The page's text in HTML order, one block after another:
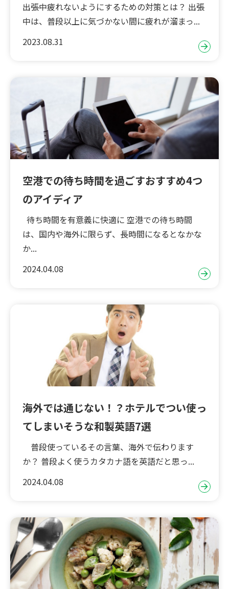
出張中疲れないようにするための対策とは？ 出張
中は、普段以上に気づかない間に疲れが溜まっ...
2023.08.31
空港での待ち時間を過ごすおすすめ4つ
のアイディア
待ち時間を有意義に快適に 空港での待ち時間
は、国内や海外に限らず、長時間になるとなかな
か...
2024.04.08
海外では通じない！？ホテルでつい使っ
てしまいそうな和製英語7選
普段使っているその言葉、海外で伝わります
か？ 普段よく使うカタカナ語を英語だと思っ...
2024.04.08